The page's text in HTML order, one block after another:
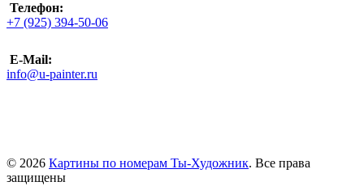
Телефон:
+7 (925) 394-50-06
E-Mail:
info@u-painter.ru
© 2026 Картины по номерам Ты-Художник. Все права
защищены